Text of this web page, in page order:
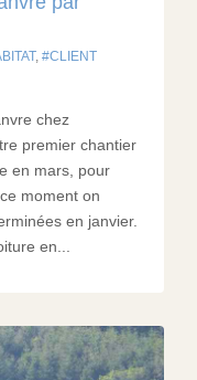
,
CLIENT
chez
premier chantier
en mars, pour
moment on
en janvier.
en...